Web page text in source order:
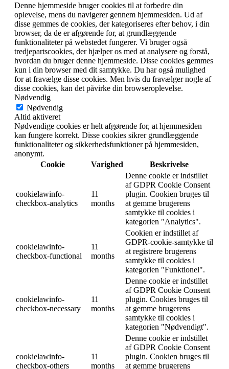
Denne hjemmeside bruger cookies til at forbedre din
oplevelse, mens du navigerer gennem hjemmesiden. Ud af
disse gemmes de cookies, der kategoriseres efter behov, i din
browser, da de er afgørende for, at grundlæggende
funktionaliteter på webstedet fungerer. Vi bruger også
tredjepartscookies, der hjælper os med at analysere og forstå,
hvordan du bruger denne hjemmeside. Disse cookies gemmes
kun i din browser med dit samtykke. Du har også mulighed
for at fravælge disse cookies. Men hvis du fravælger nogle af
disse cookies, kan det påvirke din browseroplevelse.
Nødvendig
Nødvendig
Altid aktiveret
Nødvendige cookies er helt afgørende for, at hjemmesiden
kan fungere korrekt. Disse cookies sikrer grundlæggende
funktionaliteter og sikkerhedsfunktioner på hjemmesiden,
anonymt.
Cookie
Varighed Beskrivelse
cookielawinfo-
checkbox-analytics
11
months
Denne cookie er indstillet
af GDPR Cookie Consent
plugin. Cookien bruges til
at gemme brugerens
samtykke til cookies i
kategorien "Analytics".
cookielawinfo-
checkbox-functional
11
months
Cookien er indstillet af
GDPR-cookie-samtykke til
at registrere brugerens
samtykke til cookies i
kategorien "Funktionel".
cookielawinfo-
checkbox-necessary
11
months
Denne cookie er indstillet
af GDPR Cookie Consent
plugin. Cookies bruges til
at gemme brugerens
samtykke til cookies i
kategorien "Nødvendigt".
cookielawinfo-
checkbox-others
11
months
Denne cookie er indstillet
af GDPR Cookie Consent
plugin. Cookien bruges til
at gemme brugerens